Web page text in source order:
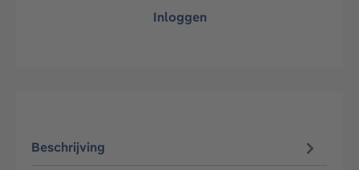
Inloggen
Beschrijving